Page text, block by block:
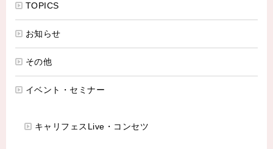
TOPICS
お知らせ
その他
イベント・セミナー
キャリフェスLive・コンセツ